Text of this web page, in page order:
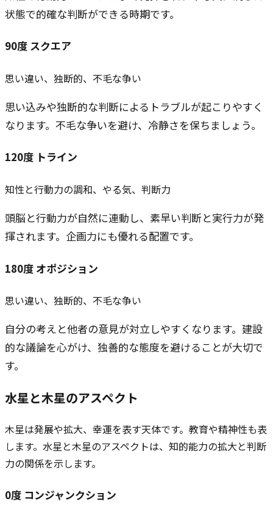
状態で的確な判断ができる時期です。
90度 スクエア
思い違い、独断的、不毛な争い
思い込みや独断的な判断によるトラブルが起こりやすく
なります。不毛な争いを避け、冷静さを保ちましょう。
120度 トライン
知性と行動力の調和、やる気、判断力
頭脳と行動力が自然に連動し、素早い判断と実行力が発
揮されます。企画力にも優れる配置です。
180度 オポジション
思い違い、独断的、不毛な争い
自分の考えと他者の意見が対立しやすくなります。建設
的な議論を心がけ、独善的な態度を避けることが大切で
す。
水星と木星のアスペクト
木星は発展や拡大、幸運を表す天体です。教育や精神性も表
します。水星と木星のアスペクトは、知的能力の拡大と判断
力の関係を示します。
0度 コンジャンクション